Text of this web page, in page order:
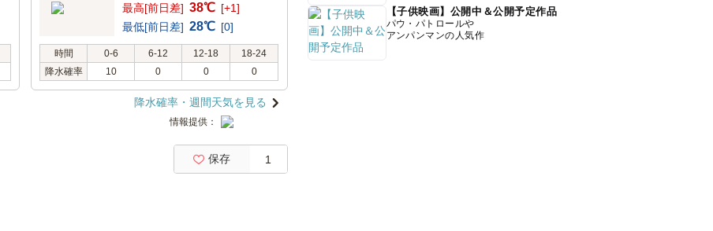
最高[前日差] 38℃ [+1]
最低[前日差] 28℃ [0]
時間 0-6 6-12 12-18
18-24
降水確率
10 0 0 0
降水確率・週間天気を見る
情報提供：
保存 1
【子供映画】公開中＆公開予定作品
パウ・パトロールや
アンパンマンの人気作